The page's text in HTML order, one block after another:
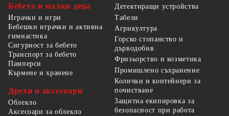
Бебета и малки деца
Играчки и игри
Бебешки играчки и активна
гимнастика
Сигурност за бебето
Транспорт за бебето
Памперси
Кърмене и хранене
Дрехи и аксесоари
Облекло
Аксесоари за облекло
Детектиращи устройства
Табели
Агрикултура
Горско стопанство и
дърводобив
Фризьорство и козметика
Промишлено съхранение
Колички и контейнери за
почистване
Защитна екипировка за
безопасност при работа